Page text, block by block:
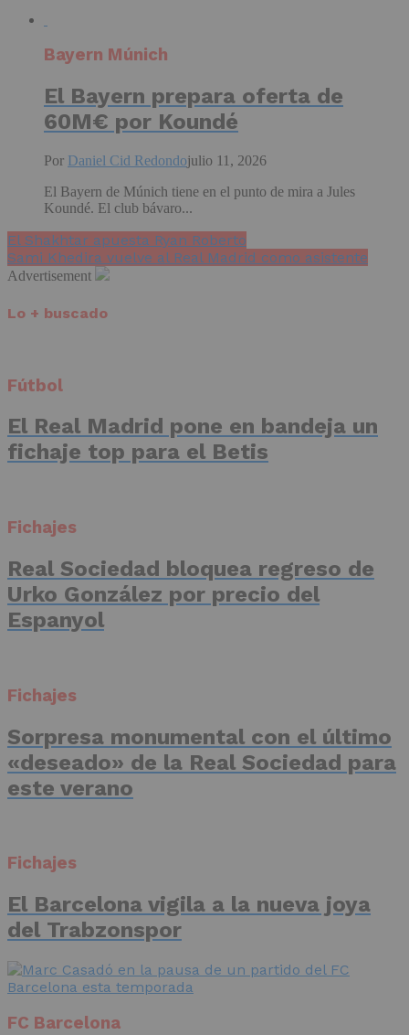
Bayern Múnich
El Bayern prepara oferta de
60M€ por Koundé
Por Daniel Cid Redondojulio 11, 2026
El Bayern de Múnich tiene en el punto de mira a Jules
Koundé. El club bávaro...
El Shakhtar apuesta Ryan Roberto
Sami Khedira vuelve al Real Madrid como asistente
Advertisement
Lo + buscado
Fútbol
El Real Madrid pone en bandeja un
fichaje top para el Betis
Fichajes
Real Sociedad bloquea regreso de
Urko González por precio del
Espanyol
Fichajes
Sorpresa monumental con el último
«deseado» de la Real Sociedad para
este verano
Fichajes
El Barcelona vigila a la nueva joya
del Trabzonspor
FC Barcelona